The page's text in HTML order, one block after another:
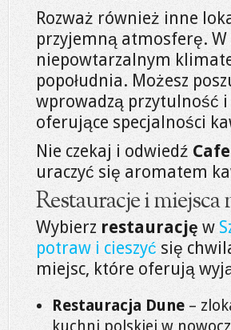
Rozważ również inne
przyjemną atmosferę. W
niepowtarzalnym
popołudnia. Możesz
wprowadzą przytulność
oferujące specjalności
Nie czekaj i odwiedź
uraczyć się aromatem
Restauracje i miejsca
Wybierz restaurację w
potraw i cieszyć się
miejsc, które oferują
Restauracja Dune –